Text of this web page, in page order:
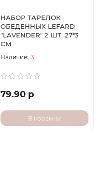
НАБОР ТАРЕЛОК
ОБЕДЕННЫХ LEFARD
"LAVENDER" 2 ШТ. 27*3
СМ
3
79.90 р
В корзину